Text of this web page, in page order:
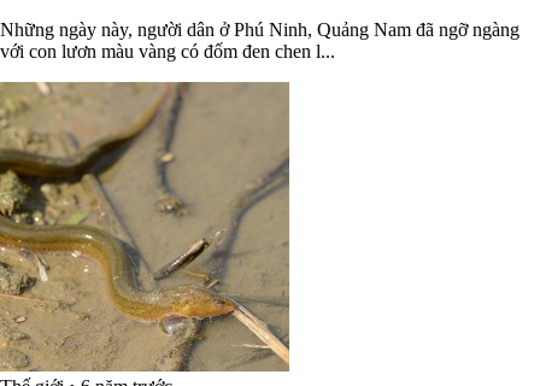
Những ngày này, người dân ở Phú Ninh, Quảng Nam đã ngỡ ngàng
với con lươn màu vàng có đốm đen chen l...